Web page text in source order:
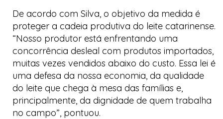
De acordo com Silva, o objetivo da medida é
proteger a cadeia produtiva do leite catarinense.
“Nosso produtor está enfrentando uma
concorrência desleal com produtos importados,
muitas vezes vendidos abaixo do custo. Essa lei é
uma defesa da nossa economia, da qualidade
do leite que chega à mesa das famílias e,
principalmente, da dignidade de quem trabalha
no campo”, pontuou.